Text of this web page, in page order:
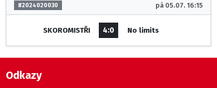
#2024020030 pá 05.07. 16:15
SKOROMISTŘI 4:0 No limits
Odkazy